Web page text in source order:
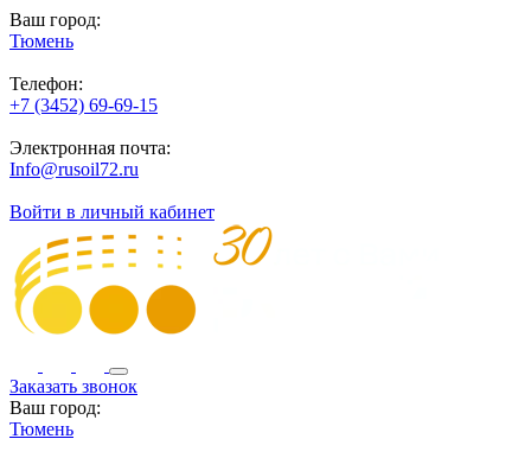
Ваш город:
Тюмень
Телефон:
+7 (3452) 69-69-15
Электронная почта:
Info@rusoil72.ru
Войти в личный кабинет
Заказать звонок
Ваш город:
Тюмень